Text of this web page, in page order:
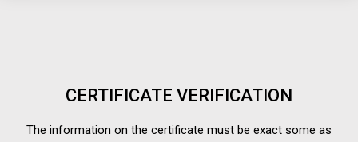
CERTIFICATE VERIFICATION
The information on the certificate must be exact some as